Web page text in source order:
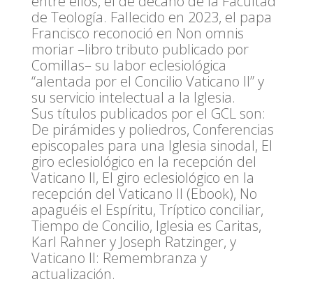
de Teología. Fallecido en 2023, el papa
Francisco reconoció en Non omnis
moriar –libro tributo publicado por
Comillas– su labor eclesiológica
“alentada por el Concilio Vaticano II” y
su servicio intelectual a la Iglesia.
Sus títulos publicados por el GCL son:
De pirámides y poliedros, Conferencias
episcopales para una Iglesia sinodal, El
giro eclesiológico en la recepción del
Vaticano II, El giro eclesiológico en la
recepción del Vaticano II (Ebook), No
apaguéis el Espíritu, Tríptico conciliar,
Tiempo de Concilio, Iglesia es Caritas,
Karl Rahner y Joseph Ratzinger, y
Vaticano II: Remembranza y
actualización.